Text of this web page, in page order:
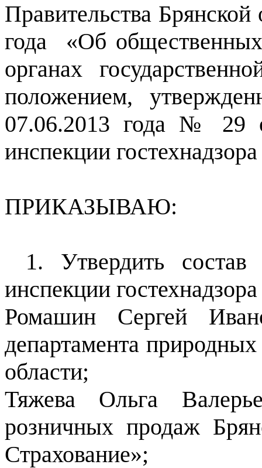
Правительства
года
«Об
органах
положением,
07.06.2013 года № 29
инспекции
ПРИКАЗЫВАЮ:
1. Утвердить состав
инспекции
Ромашин Сергей
департамента
области;
Тяжева Ольга
розничных продаж
Страхование»;